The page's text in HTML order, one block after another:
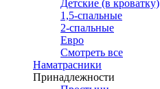
Детские (в кроватку)
1,5-спальные
2-спальные
Евро
Смотреть все
Наматрасники
Принадлежности